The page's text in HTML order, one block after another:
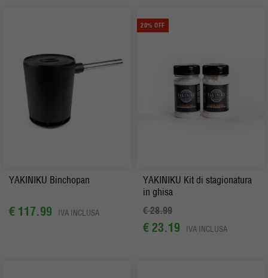
YAKINIKU Binchopan
€ 117.99 IVA INCLUSA
20% OFF
YAKINIKU Kit di stagionatura
in ghisa
€ 28.99
€ 23.19 IVA INCLUSA